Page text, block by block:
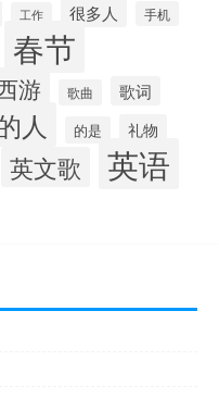
工作 很多人 手机
春节
游 歌曲 歌词
人 的是 礼物
英文歌 英语